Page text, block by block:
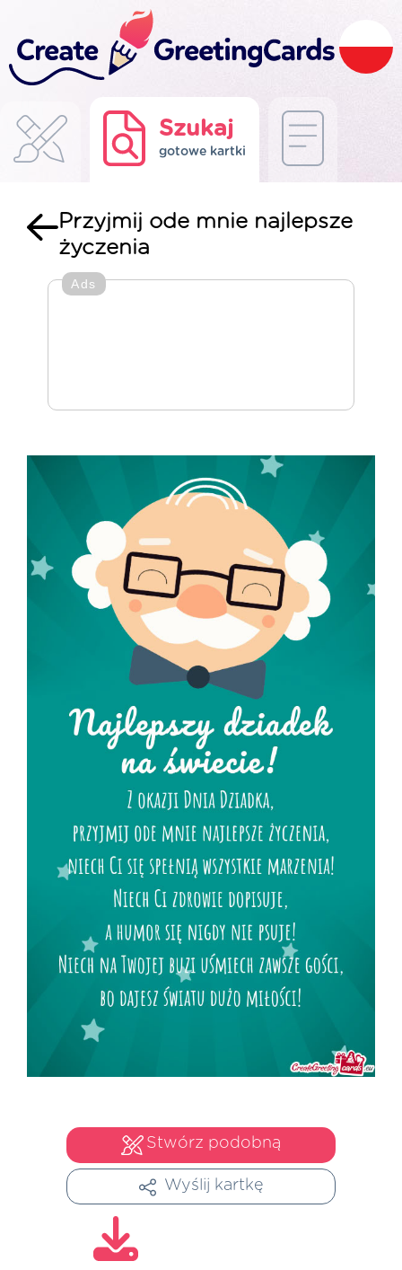
Szukaj
gotowe kartki
Przyjmij ode mnie najlepsze
życzenia
Ads
Stwórz podobną
Wyślij kartkę